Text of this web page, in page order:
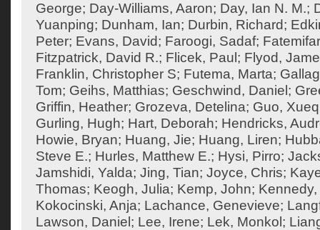
George; Day-Williams, Aaron; Day, Ian N. M.;
Yuanping; Dunham, Ian; Durbin, Richard;
Peter; Evans, David; Faroogi, Sadaf;
Fitzpatrick, David R.; Flicek, Paul ; Flyod,
Franklin, Christopher S; Futema, Marta;
Tom; Geihs, Matthias; Geschwind, Daniel ;
Griffin, Heather; Grozeva, Detelina; Guo,
Gurling, Hugh; Hart, Deborah; Hendricks,
Howie, Bryan; Huang, Jie; Huang, Liren;
Steve E.; Hurles, Matthew E.; Hysi, Pirro;
Jamshidi, Yalda; Jing, Tian; Joyce, Chris;
Thomas; Keogh, Julia; Kemp, John;
Kokocinski, Anja; Lachance, Genevieve;
Lawson, Daniel ; Lee, Irene; Lek, Monkol ;